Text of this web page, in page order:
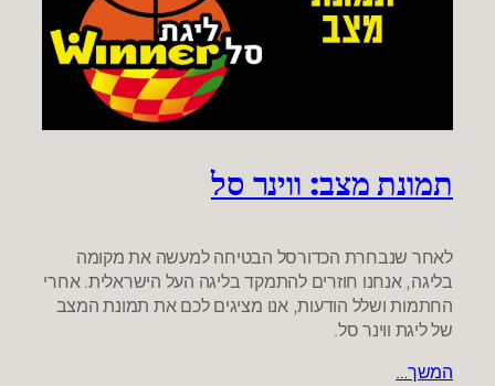
תמונת מצב: ווינר סל
לאחר שנבחרת הכדורסל הבטיחה למעשה את מקומה
בליגה, אנחנו חוזרים להתמקד בליגה העל הישראלית. אחרי
החתמות ושלל הודעות, אנו מציגים לכם את תמונת המצב
של ליגת ווינר סל.
המשך…